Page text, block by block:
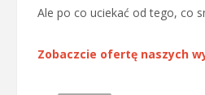
Ale po co uciekać od tego, co
Zobaczcie ofertę naszych